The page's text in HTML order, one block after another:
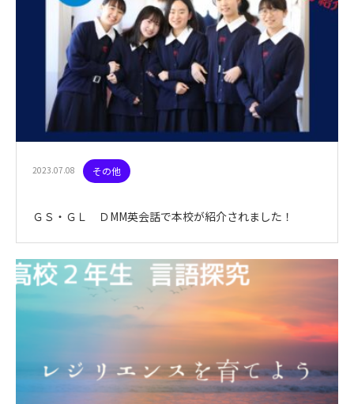
2023.07.08 その他
ＧＳ・ＧＬ ＤMM英会話で本校が紹介されました！